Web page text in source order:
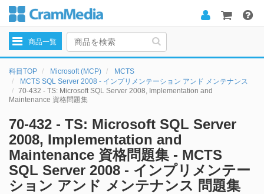
navigation
商品一覧
科目TOP Microsoft (MCP)
MCTS
MCTS SQL Server 2008 - インプリメンテーション アンド メンテナンス
70-432 - TS: Microsoft SQL Server 2008, Implementation and
Maintenance 資格問題集
70-432 - TS: Microsoft SQL Server
2008, Implementation and
Maintenance 資格問題集 - MCTS
SQL Server 2008 - インプリメンテー
ション アンド メンテナンス 問題集